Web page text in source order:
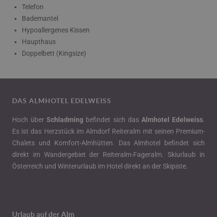
Telefon
Bademantel
Hypoallergenes Kissen
Haupthaus
Doppelbett (Kingsize)
DAS ALMHOTEL EDELWEISS
Hoch überSchladming befindet sich das Almhotel Edelweiss.
Es ist das Herzstück im Almdorf Reiteralm mit seinen Premium-
Chalets und Komfort-Almhütten. Das Almhotel
befindet sich
direkt im Wandergebiet der Reiteralm-Fageralm.Skiurlaub in
Österreich und Winterurlaub im Hotel direkt an der Skipiste.
Urlaub auf der Alm